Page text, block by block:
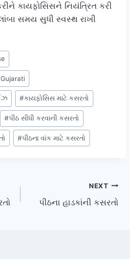
કાયફોસિસને નિયંત્રિત કરી
સમય સુધી સ્વસ્થ રાખી
#કાયફોસિસ માટે કસરતો
#પીઠ સીધી કરવાની કસરતો
#પીઠના વાંક માટે કસરતો
NEXT
પીઠના હાડકાંની કસરતો